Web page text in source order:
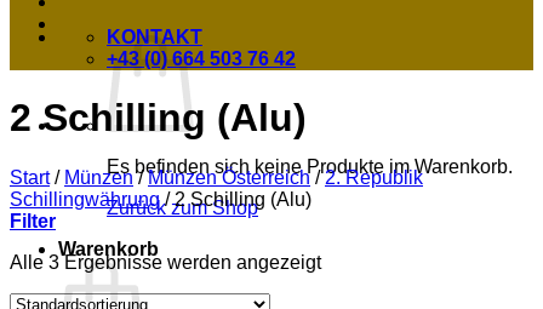
Es befinden sich keine Produkte im Warenkorb.
Zurück zum Shop
Warenkorb
KONTAKT
+43 (0) 664 503 76 42
2 Schilling (Alu)
Start / Münzen / Münzen Österreich / 2. Republik
Schillingwährung /2 Schilling (Alu)
Filter
Alle 3 Ergebnisse werden angezeigt